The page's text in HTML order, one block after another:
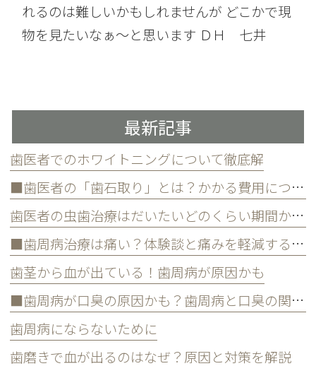
れるのは難しいかもしれませんが どこかで現
物を見たいなぁ～と思います ＤＨ 七井
最新記事
歯医者でのホワイトニングについて徹底解
■歯医者の「歯石取り」とは？かかる費用について
歯医者の虫歯治療はだいたいどのくらい期間かかる？
■歯周病治療は痛い？体験談と痛みを軽減する方法
歯茎から血が出ている！歯周病が原因かも
■歯周病が口臭の原因かも？歯周病と口臭の関係について
歯周病にならないために
歯磨きで血が出るのはなぜ？原因と対策を解説